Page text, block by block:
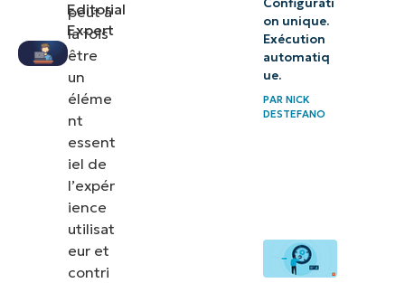
Editorial
Expert
Helpdedsk
(service
avec
peut à
la fois
être
un
éléme
nt
essent
iel de
l’expér
ience
utilisat
eur et
contri
Configurati
on unique.
Exécution
automatiq
ue.
PARNICK
DESTEFANO